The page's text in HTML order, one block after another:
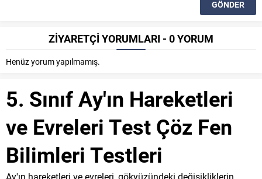
ZİYARETÇİ YORUMLARI - 0 YORUM
Henüz yorum yapılmamış.
5. Sınıf Ay'ın Hareketleri
ve Evreleri Test Çöz Fen
Bilimleri Testleri
Ay'ın hareketleri ve evreleri, gökyüzündeki değişikliklerin